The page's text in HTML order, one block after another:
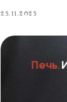
25.11.2025